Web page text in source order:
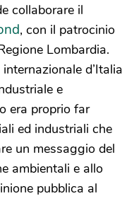
collaborare il
, con il patrocinio
Lombardia.
d’Italia
e
era proprio far
ed industriali che
un messaggio del
ambientali e allo
pubblica al